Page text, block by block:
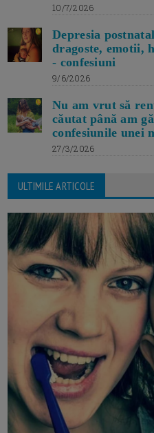
10/7/2026
Depresia
dragoste, emotii,
- confesiuni
9/6/2026
Nu am vrut să
căutat până am
confesiunile unei
27/3/2026
ULTIMILE ARTICOLE